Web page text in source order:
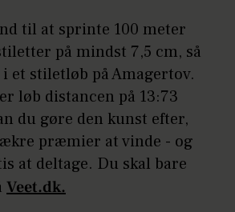
til at sprinte 100 meter
på mindst 7,5 cm, så
et stiletløb på Amagertov.
løb distancen på 13:73
du gøre den kunst efter,
præmier at vinde - og
at deltage. Du skal bare
Veet.dk.